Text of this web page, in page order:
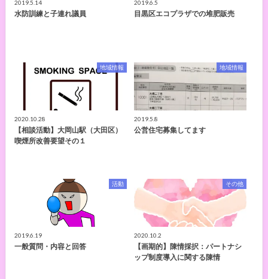
2019.5.14
水防訓練と子連れ議員
2019.6.5
目黒区エコプラザでの堆肥販売
地域情報
2020.10.28
【相談活動】大岡山駅（大田区）
喫煙所改善要望その１
地域情報
2019.5.8
公営住宅募集してます
活動
2019.6.19
一般質問・内容と回答
その他
2020.10.2
【画期的】陳情採択：パートナシ
ップ制度導入に関する陳情